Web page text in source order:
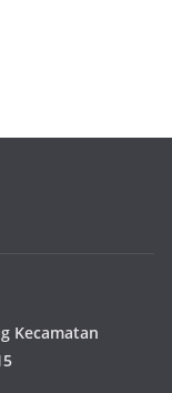
Kecamatan